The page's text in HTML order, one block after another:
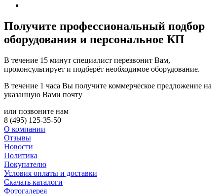
Получите профессиональный подбор
оборудования и персональное КП
В течение 15 минут специалист перезвонит Вам,
проконсультирует и подберёт необходимое оборудование.
В течение 1 часа Вы получите коммерческое предложение на
указанную Вами почту
или позвоните нам
8 (495) 125-35-50
О компании
Отзывы
Новости
Политика
Покупателю
Условия оплаты и доставки
Скачать каталоги
Фотогалерея